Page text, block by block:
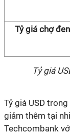
Tỷ giá chợ đen
Tỷ giá
Tỷ giá USD
giảm thêm tại
Techcombank